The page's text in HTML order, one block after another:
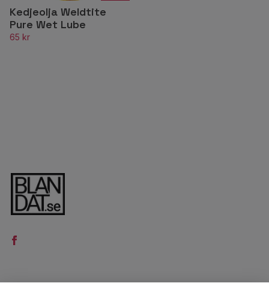
Kedjeolja Weldtite
Pure Wet Lube
65 kr